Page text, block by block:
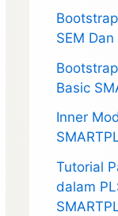
SEM
Basic
Inner
Tutorial
dalam